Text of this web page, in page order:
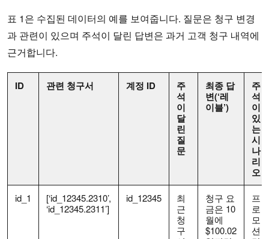
표 1은 수집된 데이터의 예를 보여줍니다. 질문은 청구 변경
과 관련이 있으며 주석이 달린 답변은 과거 고객 청구 내역에
근거합니다.
ID 관련 청구서 계정 ID
주
석
이
달
린
질
문
최종 답
변(‘레
이블’)
주
석
이
있
는
시
나
리
오
id_1
[‘id_12345.2310’,
‘id_12345.2311’]
id_12345
최
근
청
구
청구 요
금은 10
월에
$100.02
프
로
모
션